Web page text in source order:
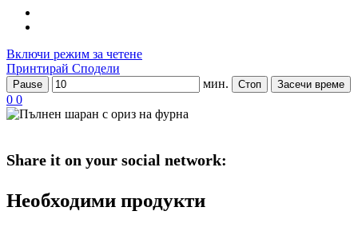
Включи режим за четене
Принтирай Сподели
Pause мин. Стоп Засечи време
0 0
Share it on your social network:
Необходими продукти